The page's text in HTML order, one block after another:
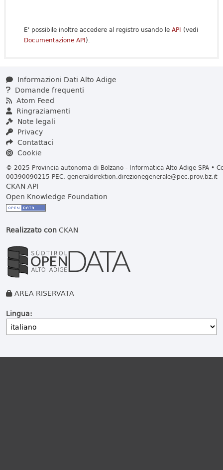
E' possibile inoltre accedere al registro usando le API (vedi
Documentazione API).
Informazioni Dati Alto Adige
Domande frequenti
Atom Feed
Ringraziamenti
Note legali
Privacy
Contattaci
Cookie
© 2025 Provincia autonoma di Bolzano - Informatica Alto Adige SPA •
00390090215 PEC: generaldirektion.direzionegenerale@pec.prov.bz.it
CKAN API
Open Knowledge Foundation
Realizzato conCKAN
AREA RISERVATA
Lingua